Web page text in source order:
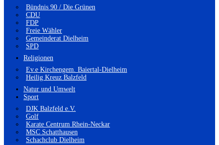
Bündnis 90 / Die Grünen
CDU
FDP
Freie Wähler
Gemeinderat Dielheim
SPD
Religionen
Ev.e Kirchengem. Baiertal-Dielheim
Heilig Kreuz Balzfeld
Natur und Umwelt
Sport
DJK Balzfeld e.V.
Golf
Karate Centrum Rhein-Neckar
MSC Schatthausen
Schachclub Dielheim